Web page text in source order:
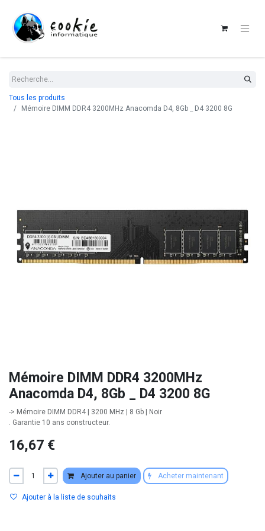
Tous les produits
Mémoire DIMM DDR4 3200MHz Anacomda D4, 8Gb _ D4 3200 8G
Mémoire DIMM DDR4 3200MHz
Anacomda D4, 8Gb _ D4 3200 8G
-> Mémoire DIMM DDR4 | 3200 MHz | 8 Gb | Noir
. Garantie 10 ans constructeur.
16,67 €
Ajouter au panier Acheter maintenant
Ajouter à la liste de souhaits